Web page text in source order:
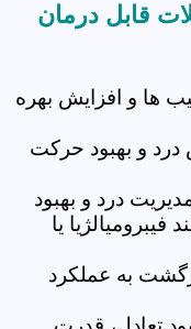
قابل درمان
ها و افزایش بهره
درد و بهبود حرکت
درد و بهبود
یا
به عملکرد